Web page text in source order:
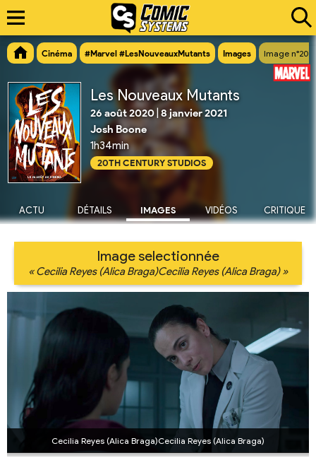
Cinéma #Marvel #LesNouveauxMutants Images Image
Les Nouveaux Mutants
26 août 2020 8 janvier 2021
Josh Boone
1h34min
20TH CENTURY STUDIOS
ACTU DÉTAILS IMAGES VIDÉOS CRITIQUE
Image selectionnée
« Cecilia Reyes (Alica Braga)Cecilia Reyes (Alica Braga) »
Cecilia Reyes (Alica Braga)Cecilia Reyes (Alica Braga)